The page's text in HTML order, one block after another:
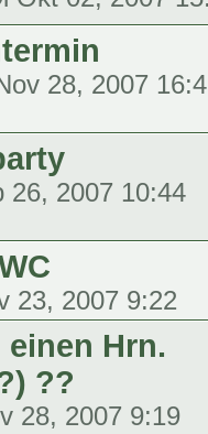
28, 2007
26, 2007 10:44
23, 2007 9:22
Hrn.
??
28, 2007 9:19